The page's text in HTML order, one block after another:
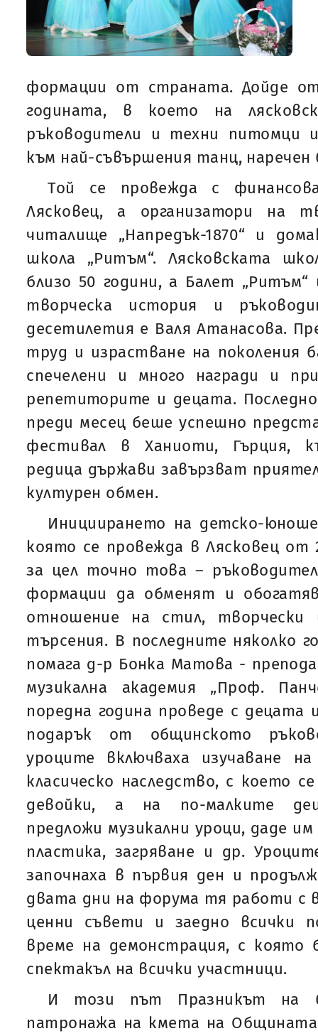
формации от страната. Дойде
годината, в което на
ръководители и техни питомци
към най-съвършения танц, наречен
Той се провежда с
Лясковец, а организатори на
читалище „Напредък-1870“ и
школа „Ритъм“. Лясковската
близо 50 години, а Балет
творческа история и
десетилетия е Валя Атанасова.
труд и израстване на поколения
спечелени и много награди и
репетиторите и децата.
преди месец беше успешно
фестивал в Ханиоти, Гърция,
редица държави завързват
културен обмен.
Инициирането на детско-
която се провежда в Лясковец от
за цел точно това –
формации да обменят и
отношение на стил, творчески
търсения. В последните няколко
помага д-р Бонка Матова -
музикална академия „Проф.
поредна година проведе с децата
подарък от общинското
уроците включваха изучаване
класическо наследство, с което
девойки, а на по-малките
предложи музикални уроци, даде
пластика, загряване и др.
започнаха в първия ден и
двата дни на форума тя работи с
ценни съвети и заедно всички
време на демонстрация, с
спектакъл на всички участници.
И този път Празникът на
патронажа на кмета на